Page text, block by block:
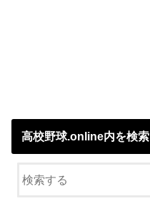
高校野球.online内を検索